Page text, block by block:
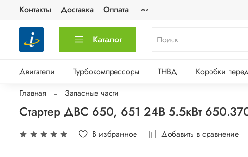
Контакты Доставка Оплата
Каталог
Двигатели Турбокомпрессоры ТНВД Коробки
Главная
Запасные части
Стартер ДВС 650, 651 24В 5.5кВт
В избранное Добавить в сравнение